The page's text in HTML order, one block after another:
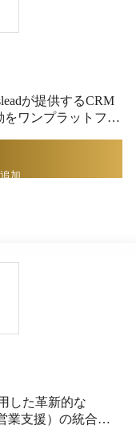
てしまいました。
予定の遅延があるこ
機能を投入したの
ド」という名前を
放置し、予定を遅延
さに警告する「イエ
ばレッドカー
大ウケして、過去の
ました。営業担当
かチェックしたい
そのニーズに応え
前を与えてしまっ
、“Automation”幻
のかもしれませ
抜けたり漏れたり
能であり、営業担
。営業担当者に警
ず、営業担当者を
も命名すべきだった
が提供するCRM
をワンプラットフォ
誇るUIを備えてお
アクセス可能です。
を入力・確認でき
イズ可能で、自社
ることも魅力で
加
業支援）の統合プ